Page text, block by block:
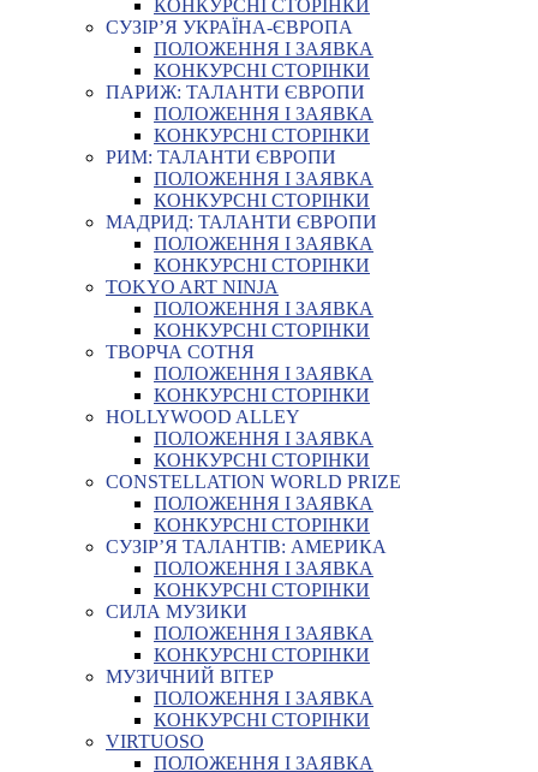
КОНКУРСНІ СТОРІНКИ
СУЗІР’Я УКРАЇНА-ЄВРОПА
ПОЛОЖЕННЯ І ЗАЯВКА
КОНКУРСНІ СТОРІНКИ
ПАРИЖ: ТАЛАНТИ ЄВРОПИ
ПОЛОЖЕННЯ І ЗАЯВКА
КОНКУРСНІ СТОРІНКИ
РИМ: ТАЛАНТИ ЄВРОПИ
ПОЛОЖЕННЯ І ЗАЯВКА
КОНКУРСНІ СТОРІНКИ
МАДРИД: ТАЛАНТИ ЄВРОПИ
ПОЛОЖЕННЯ І ЗАЯВКА
КОНКУРСНІ СТОРІНКИ
TOKYO ART NINJA
ПОЛОЖЕННЯ І ЗАЯВКА
КОНКУРСНІ СТОРІНКИ
ТВОРЧА СОТНЯ
ПОЛОЖЕННЯ І ЗАЯВКА
КОНКУРСНІ СТОРІНКИ
HOLLYWOOD ALLEY
ПОЛОЖЕННЯ І ЗАЯВКА
КОНКУРСНІ СТОРІНКИ
CONSTELLATION WORLD PRIZE
ПОЛОЖЕННЯ І ЗАЯВКА
КОНКУРСНІ СТОРІНКИ
СУЗІР’Я ТАЛАНТІВ: АМЕРИКА
ПОЛОЖЕННЯ І ЗАЯВКА
КОНКУРСНІ СТОРІНКИ
СИЛА МУЗИКИ
ПОЛОЖЕННЯ І ЗАЯВКА
КОНКУРСНІ СТОРІНКИ
МУЗИЧНИЙ ВІТЕР
ПОЛОЖЕННЯ І ЗАЯВКА
КОНКУРСНІ СТОРІНКИ
VIRTUOSO
ПОЛОЖЕННЯ І ЗАЯВКА